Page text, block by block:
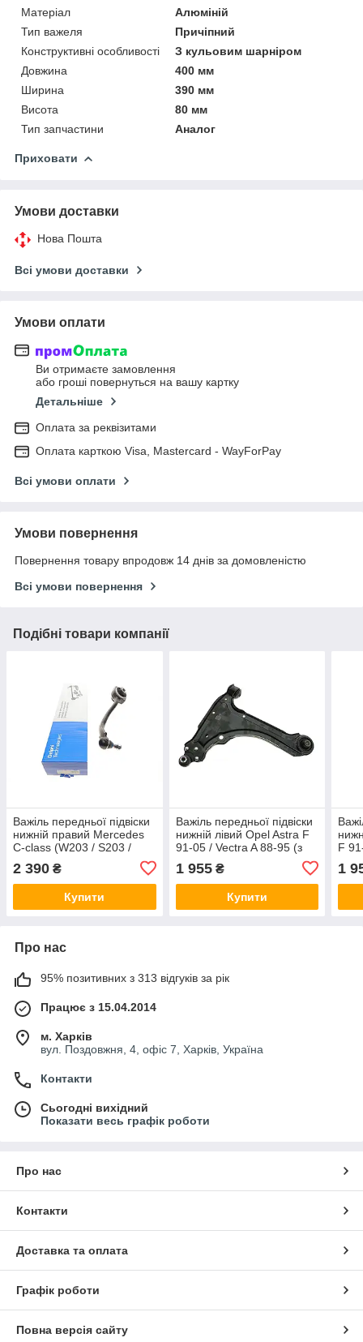
Матеріал
Алюміній
Тип важеля
Причіпний
Конструктивні особливості
З кульовим шарніром
Довжина
400 мм
Ширина
390 мм
Висота
80 мм
Тип запчастини
Аналог
Приховати
Умови доставки
Нова Пошта
Всі умови доставки
Умови оплати
Ви отримаєте замовлення
або гроші повернуться на вашу картку
Детальніше
Оплата за реквізитами
Оплата карткою Visa, Mastercard - WayForPay
Всі умови оплати
Умови повернення
Повернення товару впродовж 14 днів за домовленістю
Всі умови повернення
Подібні товари компанії
Важіль передньої підвіски
нижній правий Mercedes
C-class (W203 / S203 /
TC1282
2 390 ₴
Купити
Важіль передньої підвіски
нижній лівий Opel Astra F
91-05 / Vectra A 88-95 (з
кульовою) Delphi TC648
1 955₴
Купити
F
1
Про нас
95% позитивних з 313 відгуків за рік
Працює з 15.04.2014
м. Харків
вул. Поздовжня, 4, офіс 7, Харків, Україна
Контакти
Сьогодні вихідний
Показати весь графік роботи
Про нас
Контакти
Доставка та оплата
Графік роботи
Повна версія сайту